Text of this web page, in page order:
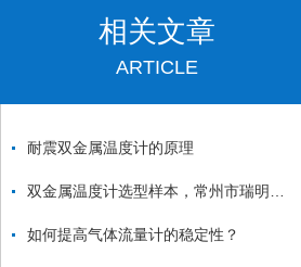
相关文章
ARTICLE
耐震双金属温度计的原理
如何提高气体流量计的稳定性？